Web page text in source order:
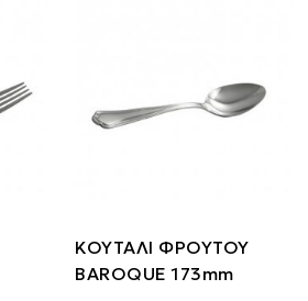
ΚΟΥΤΑΛΙ ΦΡΟΥΤΟΥ
BAROQUE 173mm